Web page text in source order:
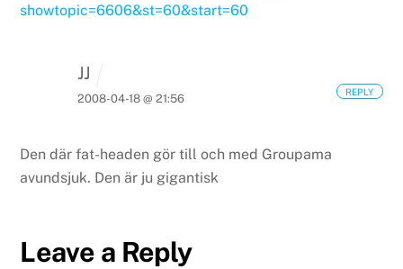
showtopic=6606&st=60&start=60
JJ
2008-04-18 @ 21:56
Den där fat-headen gör till och med Groupama
avundsjuk. Den är ju gigantisk
REPLY
Leave a Reply